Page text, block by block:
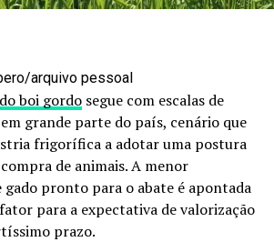
traz a previsão do tempo
e destaca o manejo da ferrugem
doenças da cultura.
Soja Brasil 25/26
a votação do Personagem Soja
o público nesta temporada. Você
e ajude a escolher o pesquisador e o
arquivo pessoal
boi gordosegue com escalas de
grande parte do país, cenário que
frigorífica a adotar uma postura
de animais. A menor
gado pronto para o abate é apontada
para a expectativa de valorização
prazo.